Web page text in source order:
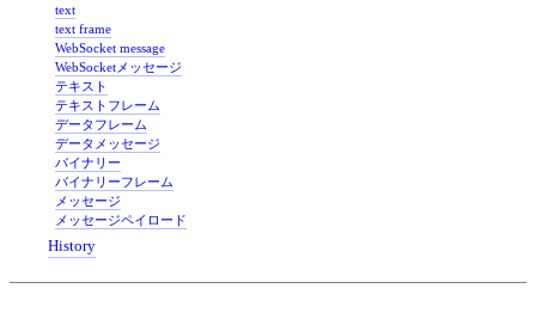
text
text frame
WebSocket message
WebSocketメッセージ
テキスト
テキストフレーム
データフレーム
データメッセージ
バイナリー
バイナリーフレーム
メッセージ
メッセージペイロード
History